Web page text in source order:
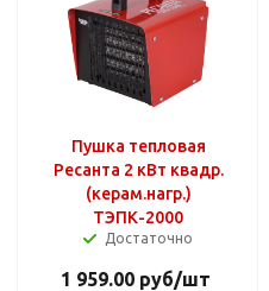
Пушка тепловая
Ресанта 2 кВт квадр.
(керам.нагр.)
ТЭПК-2000
Достаточно
1 959.00 руб/шт